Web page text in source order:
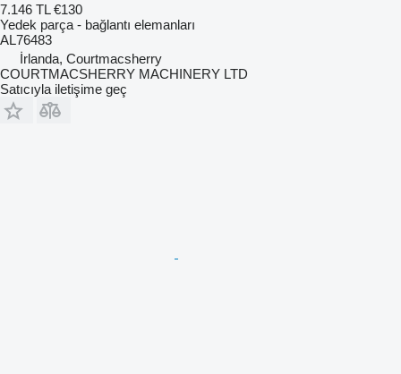
7.146 TL €130
Yedek parça - bağlantı elemanları
AL76483
İrlanda, Courtmacsherry
COURTMACSHERRY MACHINERY LTD
Satıcıyla iletişime geç